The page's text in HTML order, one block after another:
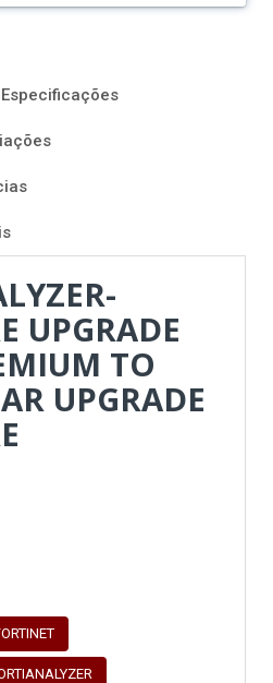
Especificações
UPGRADE
TO
UPGRADE